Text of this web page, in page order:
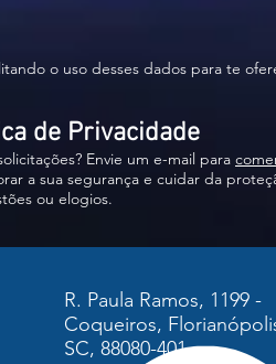
o uso desses dados para te
de Privacidade
Envie um e-mail para
a sua segurança e cuidar da
ou elogios.
R. Paula Ramos, 1199 -
Coqueiros,
SC, 88080-401